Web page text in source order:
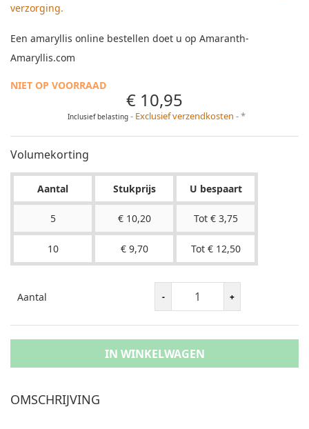
verzorging.
Een amaryllis online bestellen doet u op Amaranth-
Amaryllis.com
NIET OP VOORRAAD
€ 10,95
Inclusief belasting Exclusief verzendkosten *
Volumekorting
Aantal Stukprijs U bespaart
5 € 10,20 Tot € 3,75
10 € 9,70 Tot € 12,50
Aantal
IN WINKELWAGEN
OMSCHRIJVING